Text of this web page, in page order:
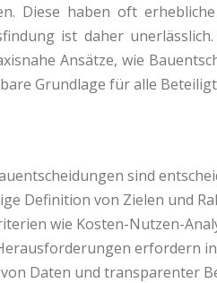
Diese haben oft
ist daher
Ansätze, wie
Grundlage für alle
sind
Definition von Zielen und
wie Kosten-Nutzen-
erfordern
Daten und transparenter